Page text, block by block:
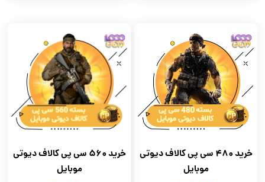
خرید 480 سی پی کالاف دیوتی
موبایل
خرید 560 سی پی کالاف دیوتی
موبایل